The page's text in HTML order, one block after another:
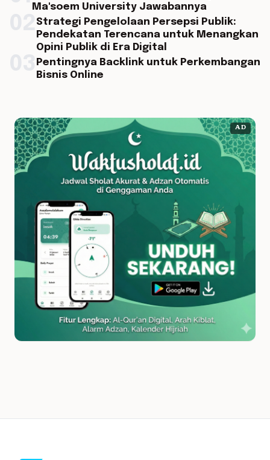
Ma'soem University Jawabannya
Strategi Pengelolaan Persepsi Publik:
Pendekatan Terencana untuk Menangkan
Opini Publik di Era Digital
Pentingnya Backlink untuk Perkembangan
Bisnis Online
AD